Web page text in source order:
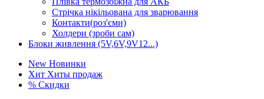
Стрічка нікільована для зварювання
Контакти(роз'єми)
Холдери (зроби сам)
Блоки живлення (5V,6V,9V12...)
New Новинки
Хит Хиты продаж
% Скидки